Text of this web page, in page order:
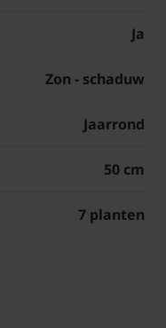
Ja
Zon - schaduw
Jaarrond
50 cm
7 planten